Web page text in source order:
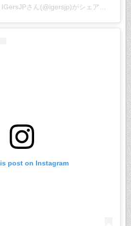
さん(@igersjp)がシェアした投稿 –
post on Instagram